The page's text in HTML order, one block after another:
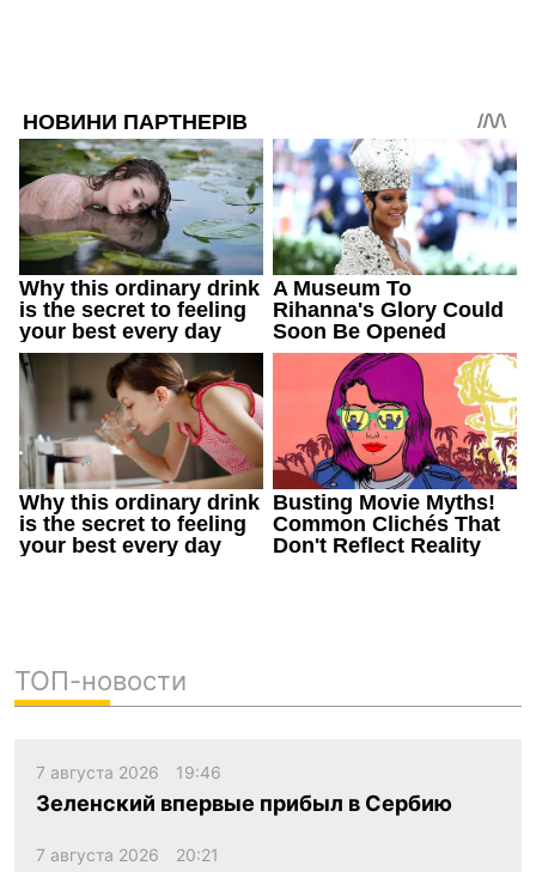
ТОП-новости
7 августа 2026 19:46
Зеленский впервые прибыл в Сербию
7 августа 2026 20:21